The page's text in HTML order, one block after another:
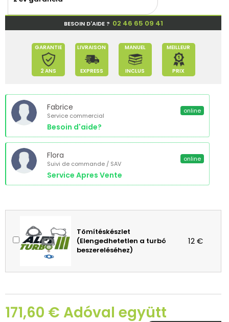
BESOIN D'AIDE ? 02 46 65 09 41
GARANTIE
2 ANS
LIVRAISON
EXPRESS
MANUEL
INCLUS
MEILLEUR
PRIX
Fabrice
Service commercial
Besoin d'aide?
online
Flora
Suivi de commande / SAV
Service Apres Vente
online
Tömítéskészlet
(Elengedhetetlen a turbó
beszereléséhez)
12 €
171,60 € Adóval együtt